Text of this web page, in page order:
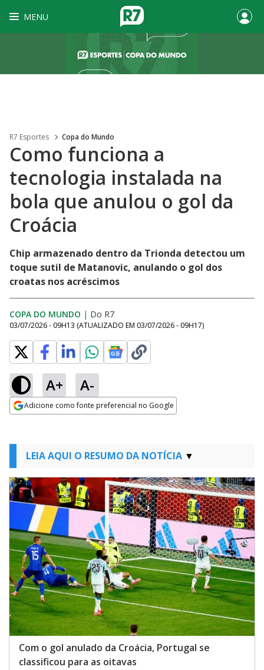
MENU
R7 Esportes Copa do Mundo
Como funciona a
tecnologia instalada na
bola que anulou o gol da
Croácia
Chip armazenado dentro da Trionda detectou um
toque sutil de Matanovic, anulando o gol dos
croatas nos acréscimos
COPA DO MUNDO | Do R7
03/07/2026 - 09H13 (ATUALIZADO EM 03/07/2026 - 09H17)
A+ A-
Adicione como fonte preferencial no Google
LEIA AQUI O RESUMO DA NOTÍCIA
Com o gol anulado da Croácia, Portugal se
classificou para as oitavas